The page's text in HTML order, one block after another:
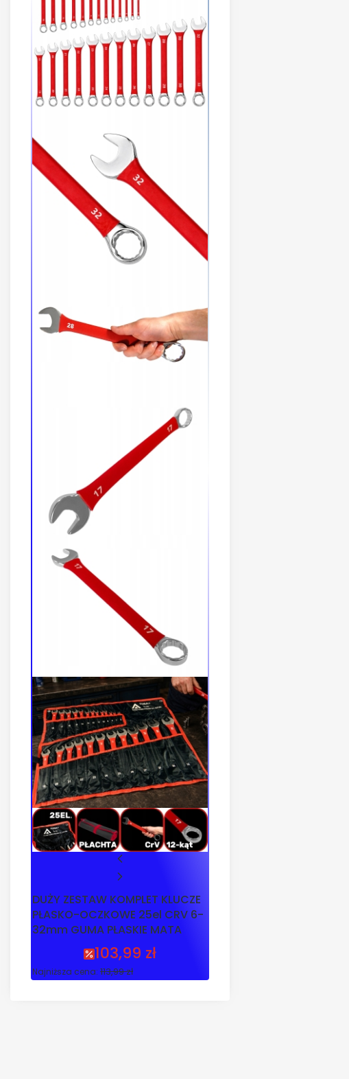
DUŻY ZESTAW KOMPLET KLUCZE
PŁASKO-OCZKOWE 25el CRV 6-
32mm GUMA PŁASKIE MATA
Cena promocyjna
103,99 zł
Najniższa cena: 113,99 zł